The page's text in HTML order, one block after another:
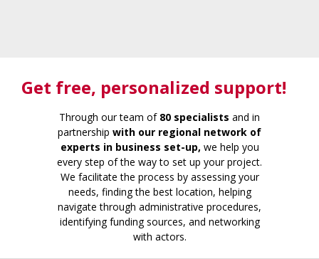
Get free, personalized support!
Through our team of 80 specialists and in
partnership with our regional network of
experts in business set-up, we help you
every step of the way to set up your project.
We facilitate the process by assessing your
needs, finding the best location, helping
navigate through administrative procedures,
identifying funding sources, and networking
with actors.